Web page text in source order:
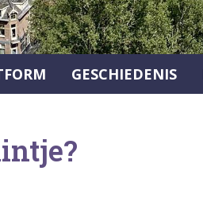
GESCHIEDENIS